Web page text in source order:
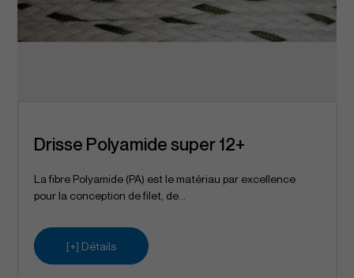
Drisse Polyamide super 12+
La fibre Polyamide (PA) est le matériau par excellence
pour la conception de filet, de...
[+] Détails